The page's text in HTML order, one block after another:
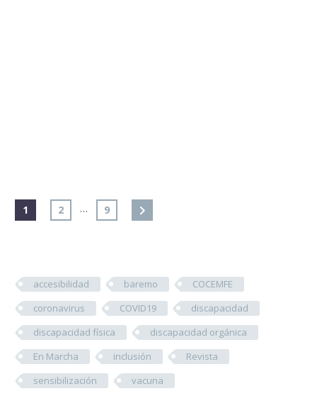
1 2 … 9
accesibilidad baremo
COCEMFE
coronavirus
COVID19
discapacidad
discapacidad física
discapacidad orgánica
En Marcha
inclusión
Revista
sensibilización
vacuna